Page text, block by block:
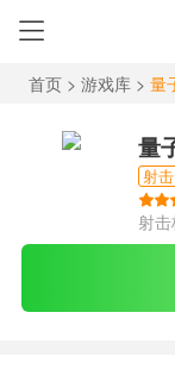
首页 > 游戏库 > 量
量
射击
射